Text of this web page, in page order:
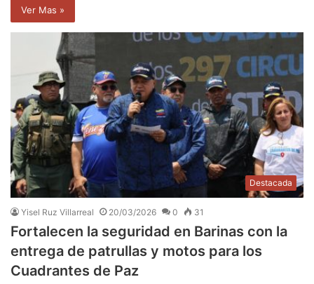
Ver Mas »
Destacada
Yisel Ruz Villarreal 20/03/2026 0 31
Fortalecen la seguridad en Barinas con la
entrega de patrullas y motos para los
Cuadrantes de Paz